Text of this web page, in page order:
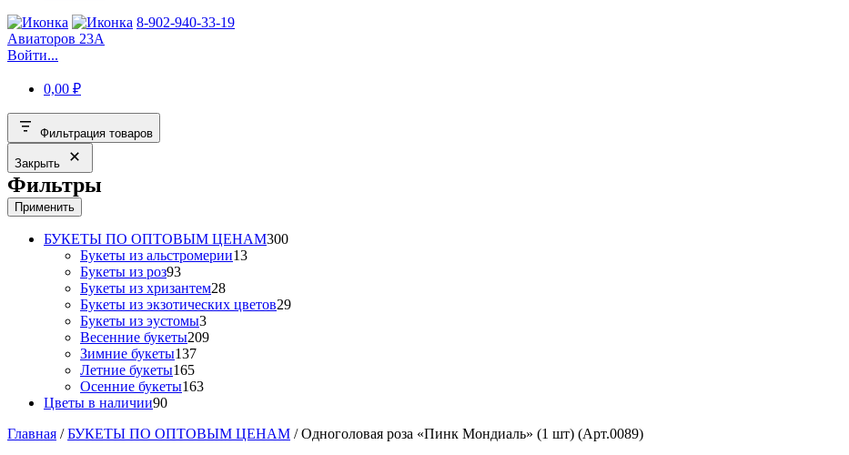
8-902-940-33-19
Авиаторов 23А
Войти...
0,00 ₽
Фильтрация товаров
Закрыть
Фильтры
Применить
БУКЕТЫ ПО ОПТОВЫМ ЦЕНАМ300300
Букеты из альстромерии1313
Букеты из роз9393
товара
Букеты из хризантем2828
товаров
Букеты из экзотических цветов2929
Букеты из эустомы33
товара
Весенние букеты209209
Зимние букеты137137
Летние букеты165165
товаров
Осенние букеты163163
Цветы в наличии9090
Главная /БУКЕТЫ ПО ОПТОВЫМ ЦЕНАМ / Одноголовая роза «Пинк Мондиаль» (1 шт) (Арт.0089)